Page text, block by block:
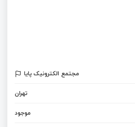
مجتمع الکترونیک پایا
تهران
موجود